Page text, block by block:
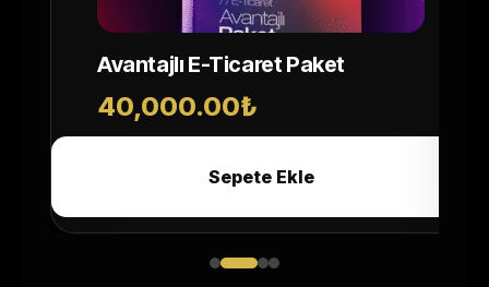
Avantajlı E-Ticaret Paket
40,000.00₺
Sepete Ekle